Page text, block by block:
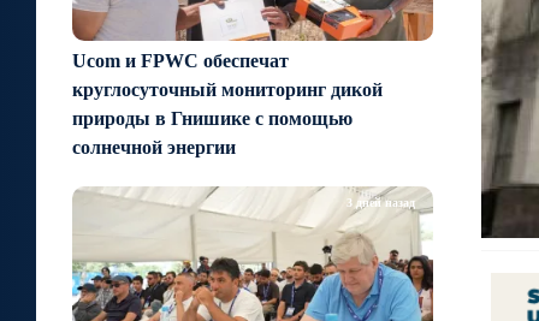
Ucom и FPWC обеспечат
круглосуточный мониторинг дикой
природы в Гнишике с помощью
солнечной энергии
3 дней назад